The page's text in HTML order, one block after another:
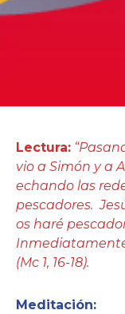
Lectura:
vio a Simón y a
echando las
pescadores.
os haré
(Mc 1, 16-18).
Meditación: